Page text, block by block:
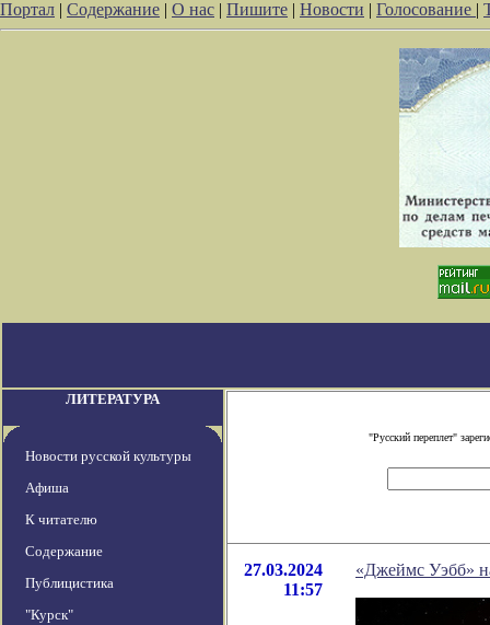
Портал | Содержание | О нас | Пишите | Новости | Голосование |
ЛИТЕРАТУРА
Новости русской культуры
Афиша
К читателю
Содержание
Публицистика
"Курск"
"Русский переплет"
27.03.2024
11:57
«Джеймс Уэбб»